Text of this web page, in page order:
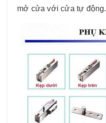
mở cửa với cửa tự động.